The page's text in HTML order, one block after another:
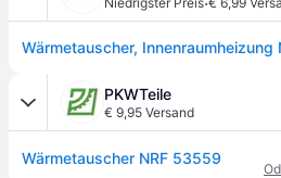
Wärmetauscher, Innenraumheizung
PKWTeile
€ 9,95 Versand
Wärmetauscher NRF 53559